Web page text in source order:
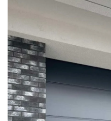
Apsauginės žaliuzės